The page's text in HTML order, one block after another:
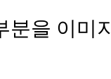
분을 이미